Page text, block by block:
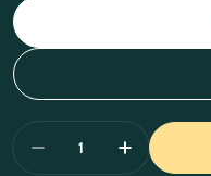
Disminuir